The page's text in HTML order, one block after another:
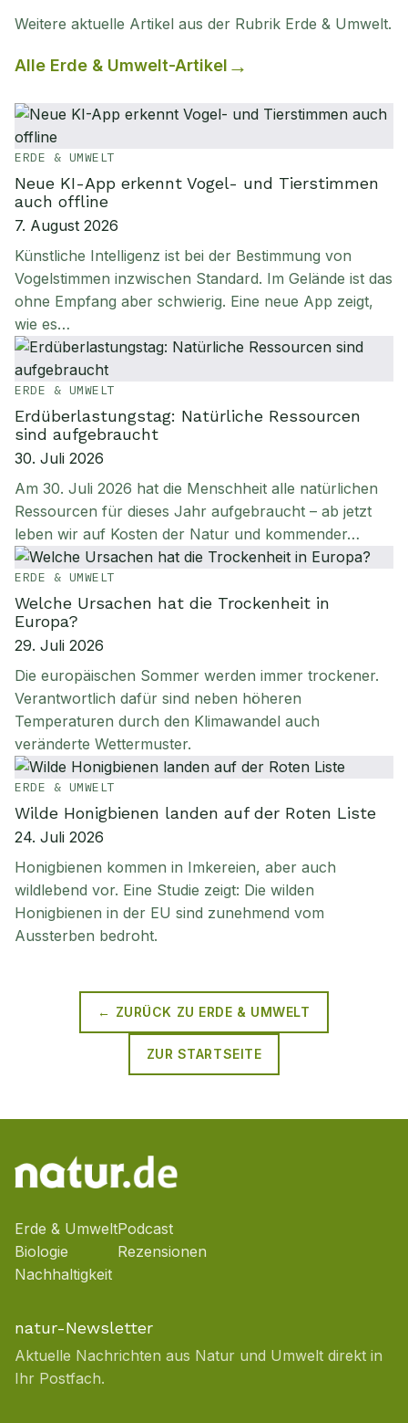
Weitere aktuelle Artikel aus der Rubrik Erde & Umwelt.
Alle Erde & Umwelt-Artikel
ERDE & UMWELT
Neue KI-App erkennt Vogel- und Tierstimmen
auch offline
7. August 2026
Künstliche Intelligenz ist bei der Bestimmung von
Vogelstimmen inzwischen Standard. Im Gelände ist das
ohne Empfang aber schwierig. Eine neue App zeigt,
wie es…
ERDE & UMWELT
Erdüberlastungstag: Natürliche Ressourcen
sind aufgebraucht
30. Juli 2026
Am 30. Juli 2026 hat die Menschheit alle natürlichen
Ressourcen für dieses Jahr aufgebraucht – ab jetzt
leben wir auf Kosten der Natur und kommender…
ERDE & UMWELT
Welche Ursachen hat die Trockenheit in
Europa?
29. Juli 2026
Die europäischen Sommer werden immer trockener.
Verantwortlich dafür sind neben höheren
Temperaturen durch den Klimawandel auch
veränderte Wettermuster.
ERDE & UMWELT
Wilde Honigbienen landen auf der Roten Liste
24. Juli 2026
Honigbienen kommen in Imkereien, aber auch
wildlebend vor. Eine Studie zeigt: Die wilden
Honigbienen in der EU sind zunehmend vom
Aussterben bedroht.
← ZURÜCK ZU ERDE & UMWELT
ZUR STARTSEITE
Erde & Umwelt
Biologie
Nachhaltigkeit
Podcast
Rezensionen
natur-Newsletter
Aktuelle Nachrichten aus Natur und Umwelt direkt in
Ihr Postfach.